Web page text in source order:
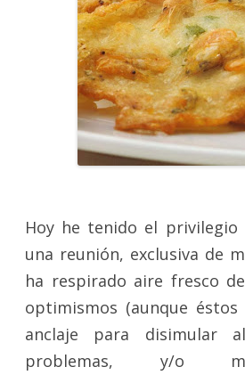
Hoy he tenido el
una reunión, exclusiva de
ha respirado aire fresco
optimismos (aunque
anclaje para disimular
problemas, y/o